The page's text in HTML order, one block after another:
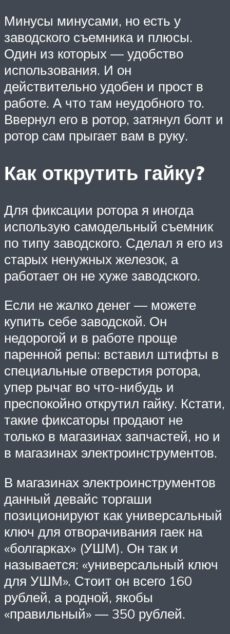
Минусы минусами, но есть у
заводского съемника и плюсы.
Один из которых — удобство
использования. И он
действительно удобен и прост в
работе. А что там неудобного то.
Ввернул его в ротор, затянул болт и
ротор сам прыгает вам в руку.
Как открутить гайку?
Для фиксации ротора я иногда
использую самодельный съемник
по типу заводского. Сделал я его из
старых ненужных железок, а
работает он не хуже заводского.
Если не жалко денег — можете
купить себе заводской. Он
недорогой и в работе проще
паренной репы: вставил штифты в
специальные отверстия ротора,
упер рычаг во что-нибудь и
преспокойно открутил гайку. Кстати,
такие фиксаторы продают не
только в магазинах запчастей, но и
в магазинах электроинструментов.
В магазинах электроинструментов
данный девайс торгаши
позиционируют как универсальный
ключ для отворачивания гаек на
«болгарках» (УШМ). Он так и
называется: «универсальный ключ
для УШМ». Стоит он всего 160
рублей, а родной, якобы
«правильный» — 350 рублей.